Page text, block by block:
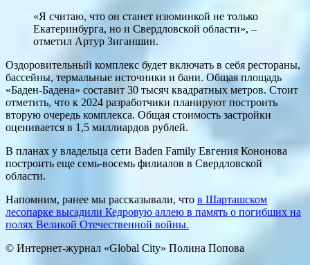
«Я считаю, что он станет изюминкой не только
Екатеринбурга, но и Свердловской области», –
отметил Артур Зиганшин.
Оздоровительный комплекс будет включать в себя рестораны,
бассейны, термальные источники и бани. Общая площадь
«Баден-Бадена» составит 30 тысяч квадратных метров. Стоит
отметить, что к 2024 разработчики планируют построить
вторую очередь комплекса. Общая стоимость застройки
оценивается в 1,5 миллиардов рублей.
В планах у владельца сети Baden Family Евгения Кононова
построить еще семь-восемь филиалов в Свердловской
области.
Напомним, ранее мы рассказывали, что в Шарташском
лесопарке высадили Кедровую аллею в память о погибших на
полях Великой Отечественной войны.
© Интернет-журнал «Global City» Полина Попова